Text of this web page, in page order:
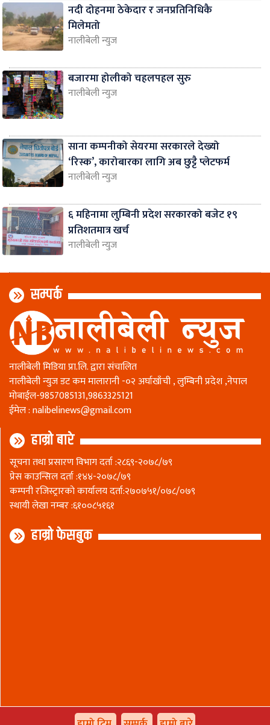
नदी दोहनमा ठेकेदार र जनप्रतिनिधिकै
मिलेमतो
नालीबेली न्युज
बजारमा होलीको चहलपहल सुरु
नालीबेली न्युज
साना कम्पनीको सेयरमा सरकारले देख्यो
‘रिस्क’, कारोबारका लागि अब छुट्टै प्लेटफर्म
नालीबेली न्युज
६ महिनामा लुम्बिनी प्रदेश सरकारको बजेट १९
प्रतिशतमात्र खर्च
नालीबेली न्युज
सम्पर्क
नालीबेली मिडिया प्रा.लि. द्वारा संचालित
नालीबेली न्युज डट कम मालारानी -०२ अर्घाखाँची , लुम्बिनी प्रदेश ,नेपाल
माेबाईल-9857085131,9863325121
ईमेल :nalibelinews@gmail.com
हाम्रो बारे
सूचना तथा प्रसारण विभाग दर्ता :२८६९-२०७८/७९
प्रेस काउन्सिल दर्ता :१४४-२०७८/७९
कम्पनी रजिस्ट्रारकाे कार्यालय दर्ता:२७०७५१/०७८/०७९
स्थायी लेखा नम्बर :६१००८५१६१
हाम्रो फेसबुक